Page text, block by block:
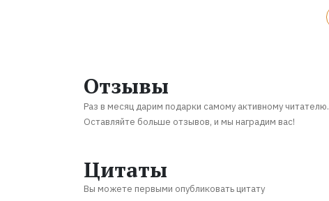
Отзывы
Раз в месяц дарим подарки самому активному читателю.
Оставляйте больше отзывов, и мы наградим вас!
Цитаты
Вы можете первыми опубликовать цитату